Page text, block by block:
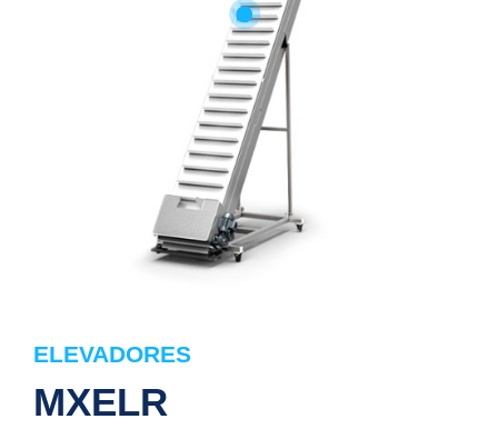
ELEVADORES
MXELR
Esteira reta com
correia taliscada
para produtos em
pó ou granulados
frágeis.